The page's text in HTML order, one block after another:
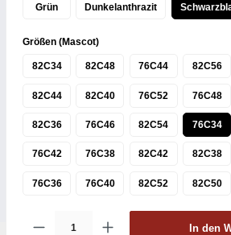
Grün Dunkelanthrazit
Größen (Mascot)
82C34 82C48 76C44 82C56
82C44 82C40 76C52 76C48
82C36 76C46 82C54 76C34
76C42 76C38 82C42 82C38
76C36 76C40 82C52 82C50
In den